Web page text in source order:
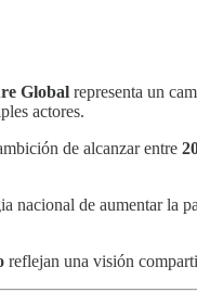
Global representa un
actores.
de alcanzar entre
nacional de aumentar la
reflejan una visión